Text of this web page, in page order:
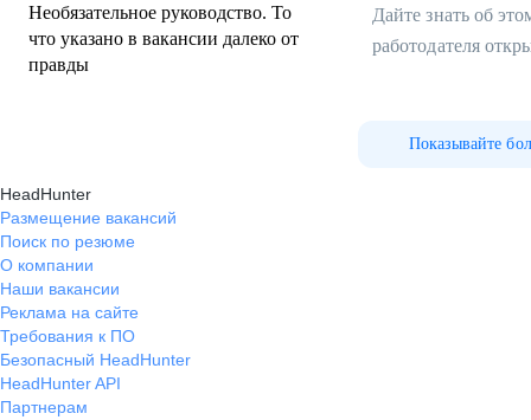
Необязательное руководство. То
что указано в вакансии далеко от
правды
Дайте знать об
работодателя
Показывайте
HeadHunter
Размещение вакансий
Поиск по резюме
О компании
Наши вакансии
Реклама на сайте
Требования к ПО
Безопасный HeadHunter
HeadHunter API
Партнерам